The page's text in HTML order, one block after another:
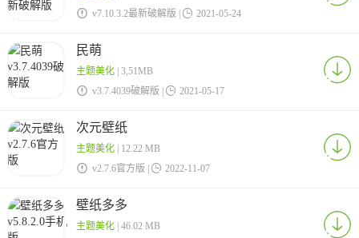
 v7.10.3.2最新破解版 |  2021-05-24
民萌
主题美化| 3,51MB
 v3.7.4039破解版 |  2021-05-17
次元壁纸
主题美化| 12.22 MB
 v2.7.6官方版 |  2022-11-07
壁纸多多
主题美化| 46.02 MB